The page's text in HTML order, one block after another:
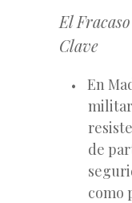
El
Clave
En
militar
de
como